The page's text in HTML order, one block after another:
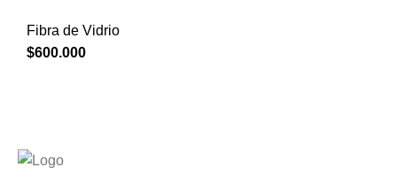
Fibra de Vidrio
$600.000